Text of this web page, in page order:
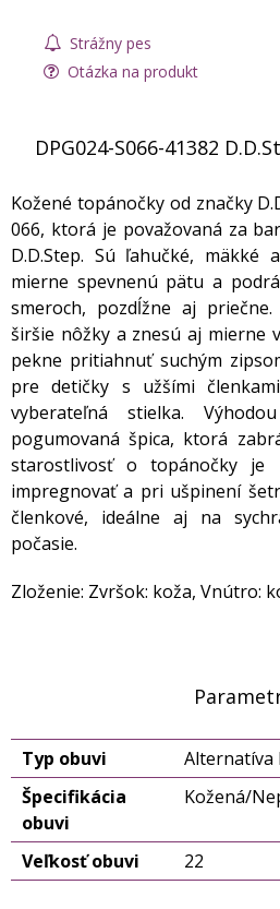
Strážny pes
Otázka na produkt
DPG024-S066-41382
Kožené topánočky od značky
066, ktorá je považovaná za
D.D.Step. Sú ľahučké, mäkké
mierne spevnenú pätu a
smeroch, pozdĺžne aj
širšie nôžky a znesú aj mierne
pekne pritiahnuť suchým
pre detičky s užšími
vyberateľná stielka.
pogumovaná špica, ktorá
starostlivosť o topánočky je
impregnovať a pri ušpinení
členkové, ideálne aj na
počasie.
Zloženie: Zvršok: koža, Vnútro:
Typ obuvi
Špecifikácia
obuvi
Kožená/
Veľkosť obuvi 22